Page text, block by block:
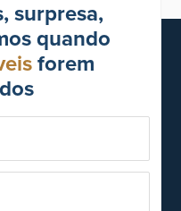
surpresa,
quando
forem